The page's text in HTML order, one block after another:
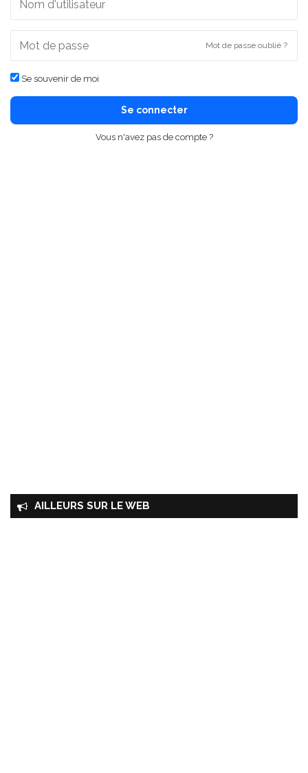
Mot de passe oublié ?
Se souvenir de moi
Se connecter
Vous n'avez pas de compte ?
AILLEURS SUR LE WEB